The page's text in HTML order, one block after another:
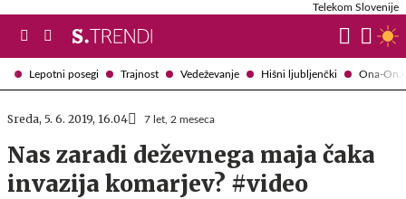
Lepotni posegi Trajnost Vedeževanje Hišni ljubljenčki Ona-
Telekom Slovenije
Sreda, 5. 6. 2019, 16.04 7 let, 2 meseca
Nas zaradi deževnega maja čaka
invazija komarjev? #video